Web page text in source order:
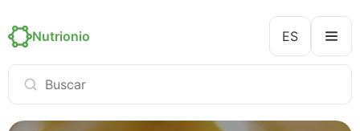
Nutrionio ES